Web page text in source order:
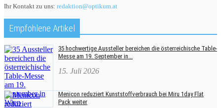
Ihr Kontakt zu uns: redaktion@optikum.at
Empfohlene Artikel
35 hochwertige Aussteller bereichen die österreichische Table-
Messe am 19. September in...
15. Juli 2026
Menicon reduziert Kunststoffverbrauch bei Miru 1day Flat
Pack weiter